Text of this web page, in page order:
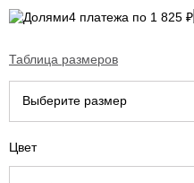
4 платежа по 1 825 ₽
Таблица размеров
Выберите размер
Цвет